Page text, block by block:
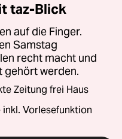
taz-Blick
auf die Finger.
Samstag
recht macht und
gehört werden.
Zeitung frei Haus
Vorlesefunktion